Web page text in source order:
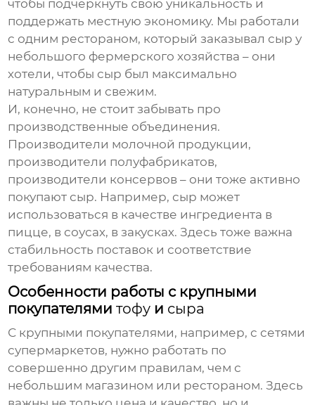
чтобы подчеркнуть свою уникальность и
поддержать местную экономику. Мы работали
с одним рестораном, который заказывал сыр у
небольшого фермерского хозяйства – они
хотели, чтобы сыр был максимально
натуральным и свежим.
И, конечно, не стоит забывать про
производственные объединения.
Производители молочной продукции,
производители полуфабрикатов,
производители консервов – они тоже активно
покупают сыр. Например, сыр может
использоваться в качестве ингредиента в
пицце, в соусах, в закусках. Здесь тоже важна
стабильность поставок и соответствие
требованиям качества.
Особенности работы с крупными
покупателямитофу и сыра
С крупными покупателями, например, с сетями
супермаркетов, нужно работать по
совершенно другим правилам, чем с
небольшим магазином или рестораном. Здесь